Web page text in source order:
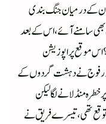
کے درمیان جنگ بندی
بھی سامنے آئے،اس کے بعد
اس موقع پر اپوزیشن
فوج نے دہشت گردوں کے
خطرہ منڈلانے لگا لیکن
توقع تھی،تیسرے فریق نے